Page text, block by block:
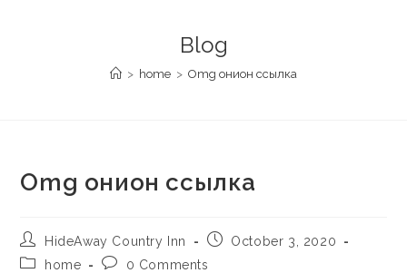
Blog
> home > Omg онион ссылка
Omg онион ссылка
HideAway Country Inn
October 3, 2020
home
0 Comments